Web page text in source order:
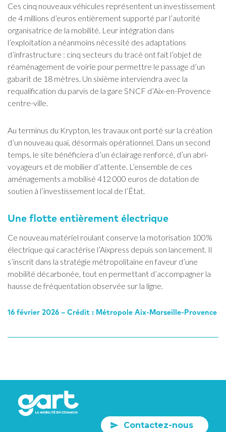
Ces cinq nouveaux véhicules représentent un investissement
de 4 millions d’euros entièrement supporté par l’autorité
organisatrice de la mobilité. Leur intégration dans
l’exploitation a néanmoins nécessité des adaptations
d’infrastructure : cinq secteurs du tracé ont fait l’objet de
réaménagement de voirie pour permettre le passage d’un
gabarit de 18 mètres. Un sixième interviendra avec la
requalification du parvis de la gare SNCF d’Aix-en-Provence
centre-ville.
Au terminus du Krypton, les travaux ont porté sur la création
d’un nouveau quai, désormais opérationnel. Dans un second
temps, le site bénéficiera d’un éclairage renforcé, d’un abri-
voyageurs et de mobilier d’attente. L’ensemble de ces
aménagements a mobilisé 412 000 euros de dotation de
soutien à l’investissement local de l’État.
Une flotte entièrement électrique
Ce nouveau matériel roulant conserve la motorisation 100%
électrique qui caractérise l’Aixpress depuis son lancement. Il
s’inscrit dans la stratégie métropolitaine en faveur d’une
mobilité décarbonée, tout en permettant d’accompagner la
hausse de fréquentation observée sur la ligne.
16 février 2026 – Crédit : Métropole Aix-Marseille-Provence
Contactez-nous